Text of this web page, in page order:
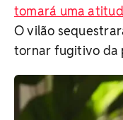
tomará uma
O vilão
tornar fugitivo da